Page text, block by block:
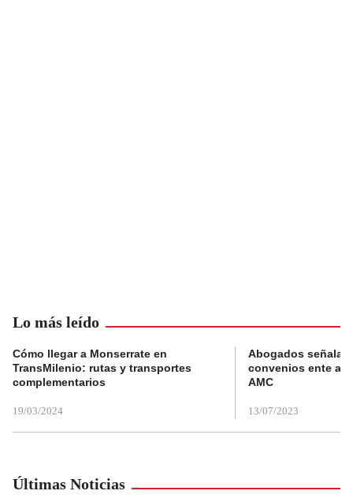
Lo más leído
Cómo llegar a Monserrate en
TransMilenio: rutas y transportes
complementarios
19/03/2024
Abogados
convenios ente
AMC
13/07/2023
Últimas Noticias